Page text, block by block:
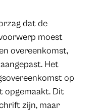
dat de
moest
overeenkomst,
Het
op
opgemaakt. Dit
zijn, maar